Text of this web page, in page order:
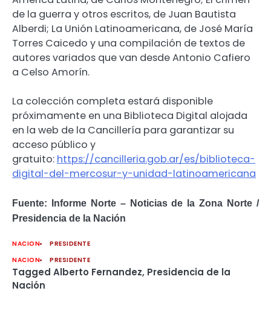
de la guerra y otros escritos, de Juan Bautista
Alberdi; La Unión Latinoamericana, de José María
Torres Caicedo y una compilación de textos de
autores variados que van desde Antonio Cafiero
a Celso Amorín.
La colección completa estará disponible
próximamente en una Biblioteca Digital alojada
en la web de la Cancillería para garantizar su
acceso público y
gratuito: https://cancilleria.gob.ar/es/biblioteca-
digital-del-mercosur-y-unidad-latinoamericana
Fuente: Informe Norte – Noticias de la Zona Norte /
Presidencia de la Nación
NACION
PRESIDENTE
NACION
PRESIDENTE
Tagged Alberto Fernandez, Presidencia de la
Nación